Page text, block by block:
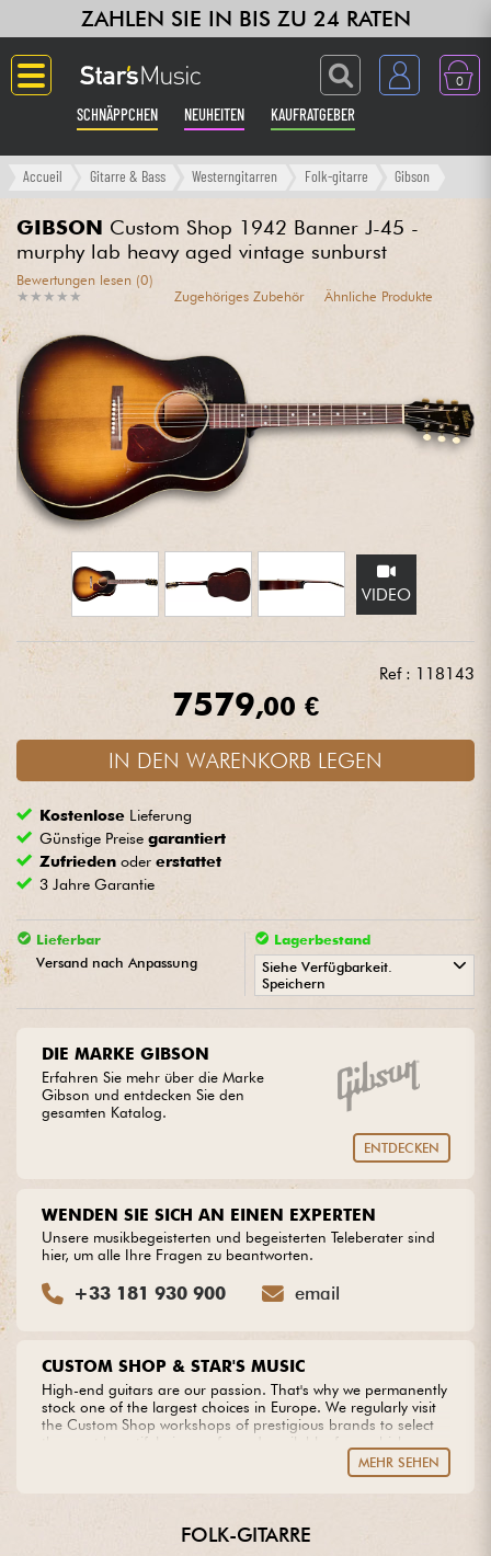
ZAHLEN SIE IN BIS ZU 24 RATEN
0
SCHNÄPPCHEN NEUHEITEN KAUFRATGEBER
Langue
Gitarre & Bass
Verstärker & Effekte
Klaviere & Piano
Synths & samplers
Studio
Kopfhörer
Mikros
Licht
Blasinstrumente
Violinen & Quartett
HiFi
Accueil Gitarre & Bass Westerngitarren Folk-gitarre Gibson
GIBSON Custom Shop 1942 Banner J-45 -
murphy lab heavy aged vintage sunburst
★ ★ ★ ★ ★
★ ★ ★ ★ ★
Bewertungen lesen (0)
Zugehöriges Zubehör
Ähnliche Produkte
VIDEO
Ref : 118143
7579,00 €
IN DEN WARENKORB LEGEN
Kostenlose Lieferung
Günstige Preisegarantiert
Zufrieden odererstattet
3 Jahre Garantie
Lieferbar
Versand nach Anpassung
Lagerbestand
Siehe Verfügbarkeit.
Speichern
LYON
DIE MARKE GIBSON
Erfahren Sie mehr über die Marke
Gibson und entdecken Sie den
gesamten Katalog.
ENTDECKEN
CUSTOM SHOP & STAR'S MUSIC
High-end guitars are our passion. That's why we permanently
stock one of the largest choices in Europe. We regularly visit
the Custom Shop workshops of prestigious brands to select
the most beautiful pieces of wood available, from which we
create our own models. Do you dream of an extraordinary
guitar? Entrust us with your project with complete peace of
MEHR SEHEN
WENDEN SIE SICH AN EINEN EXPERTEN
Unsere musikbegeisterten und begeisterten Teleberater sind
hier, um alle Ihre Fragen zu beantworten.
+33 181 930 900 email
FOLK-GITARRE